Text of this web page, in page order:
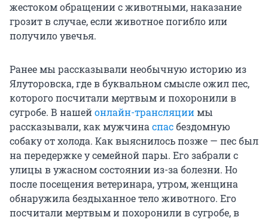
жестоком обращении с животными, наказание
грозит в случае, если животное погибло или
получило увечья.
Ранее мы рассказывали необычную историю из
Ялуторовска, где в буквальном смысле ожил пес,
которого посчитали мертвым и похоронили в
сугробе. В нашейонлайн-трансляциимы
рассказывали, как мужчина спасбездомную
собаку от холода. Как выяснилось позже — пес был
на передержке у семейной пары. Его забрали с
улицы в ужасном состоянии из-за болезни. Но
после посещения ветеринара, утром, женщина
обнаружила бездыханное тело животного. Его
посчитали мертвым и похоронили в сугробе, в